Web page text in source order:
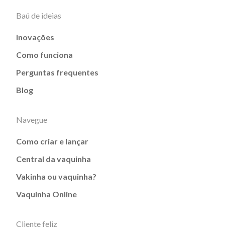
Baú de ideias
Inovações
Como funciona
Perguntas frequentes
Blog
Navegue
Como criar e lançar
Central da vaquinha
Vakinha ou vaquinha?
Vaquinha Online
Cliente feliz